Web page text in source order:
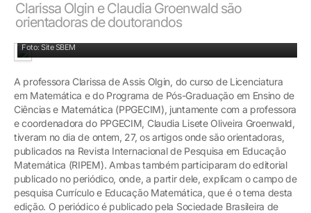
Clarissa Olgin e Claudia Groenwald são
orientadoras de doutorandos
Foto: Site SBEM
A professora Clarissa de Assis Olgin, do curso de Licenciatura
em Matemática e do Programa de Pós-Graduação em Ensino de
Ciências e Matemática (PPGECIM), juntamente com a professora
e coordenadora do PPGECIM, Claudia Lisete Oliveira Groenwald,
tiveram no dia de ontem, 27, os artigos onde são orientadoras,
publicados na Revista Internacional de Pesquisa em Educação
Matemática (RIPEM). Ambas também participaram do editorial
publicado no periódico, onde, a partir dele, explicam o campo de
pesquisa Currículo e Educação Matemática, que é o tema desta
edição. O periódico é publicado pela Sociedade Brasileira de